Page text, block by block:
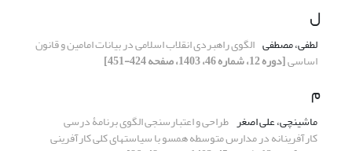
ل
لطفی، مصطفی الگوی راهبردی انقلاب اسلامی در بیانات امامین و قانون
اساسی[دوره 12، شماره 46، 1403، صفحه 424-451]
م
ماشینچی، علی اصغر طراحی و اعتبارسنجی الگوی برنامۀ درسی
کارآفرینانه در مدارس متوسطه همسو با سیاست‏های کلی کارآفرینی